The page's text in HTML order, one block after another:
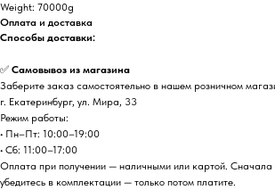
Weight: 70000g
Оплата и доставка
Способы доставки:
✅ Самовывоз из магазина
Заберите заказ самостоятельно в нашем розничном
г. Екатеринбург, ул. Мира, 33
Режим работы:
• Пн–Пт: 10:00–19:00
• Сб: 11:00–17:00
Оплата при получении — наличными или картой. Сначала
убедитесь в комплектации — только потом платите.